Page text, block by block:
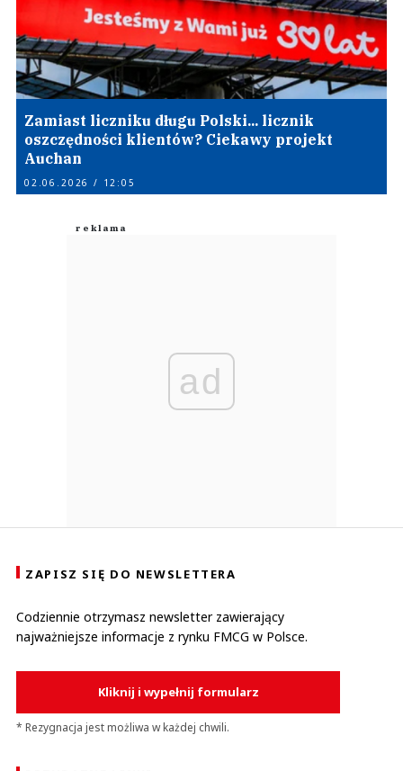
Zamiast liczniku długu Polski... licznik
oszczędności klientów? Ciekawy projekt
Auchan
02.06.2026 / 12:05
ad
ZAPISZ SIĘ DO NEWSLETTERA
Codziennie otrzymasz newsletter zawierający
najważniejsze informacje z rynku FMCG w Polsce.
Kliknij i wypełnij formularz
* Rezygnacja jest możliwa w każdej chwili.